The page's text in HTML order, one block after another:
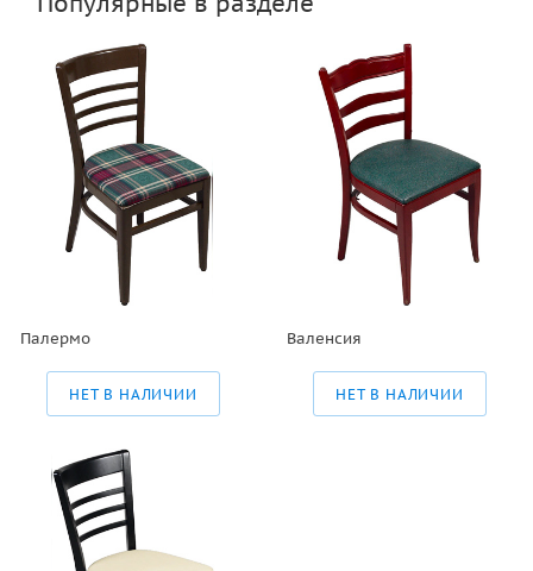
Палермо
НЕТ В НАЛИЧИИ
Валенсия
НЕТ В НАЛИЧИИ